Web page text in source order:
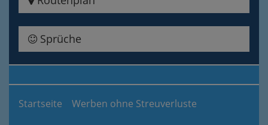
Sprüche
Startseite Werben ohne Streuverluste